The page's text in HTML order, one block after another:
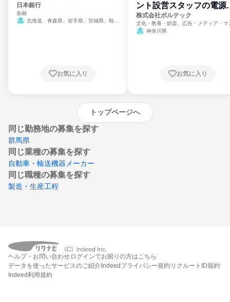
日本銀行
金融
北海道、青森県、岩手県、宮城県、秋田
崎県、熊本県、大分県、宮崎県、鹿児島県、
お気に入り
ント設営スタッフの電源
門
株式会社ボルテック
文化・教養・娯楽、広告・メディア・マ
ミ、電力・ガス・水道・エネルギー
神奈川県
お気に入り
トップページへ
同じ勤務地の募集を探す
群馬県
同じ業種の募集を探す
自動車・輸送機器メーカー
同じ職種の募集を探す
製造・生産工程
ヘルプ・お問い合わせ ログインでお困りの方はこちら
データを使ったサービスのご紹介Indeedプライバシー規約 リクルートID規約
Indeed利用規約